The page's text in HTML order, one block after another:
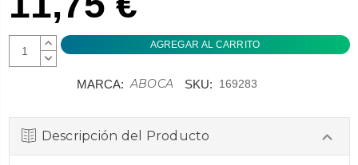
AUMENTAR
CANTIDAD:
DISMINUIR
MARCA: ABOCA SKU: 169283
Descripción del Producto